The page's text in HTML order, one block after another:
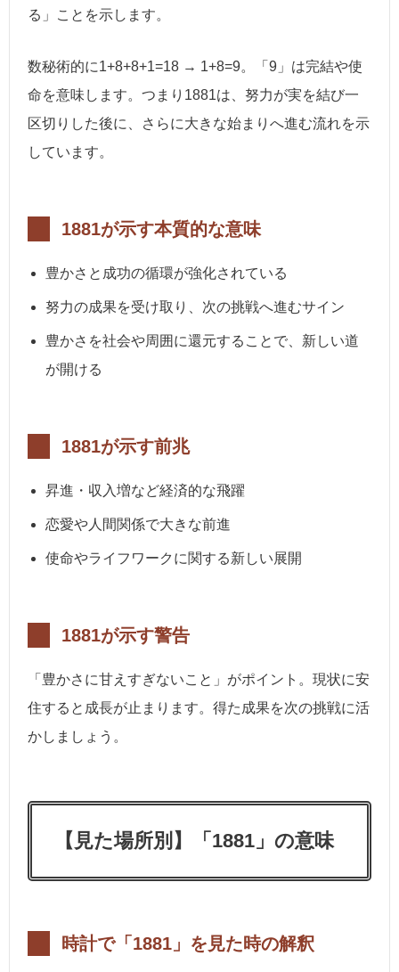
る」ことを示します。
数秘術的に1+8+8+1=18 → 1+8=9。「9」は完結や使
命を意味します。つまり1881は、努力が実を結び一
区切りした後に、さらに大きな始まりへ進む流れを示
しています。
1881が示す本質的な意味
豊かさと成功の循環が強化されている
努力の成果を受け取り、次の挑戦へ進むサイン
豊かさを社会や周囲に還元することで、新しい道
が開ける
1881が示す前兆
昇進・収入増など経済的な飛躍
恋愛や人間関係で大きな前進
使命やライフワークに関する新しい展開
1881が示す警告
「豊かさに甘えすぎないこと」がポイント。現状に安
住すると成長が止まります。得た成果を次の挑戦に活
かしましょう。
【見た場所別】「1881」の意味
時計で「1881」を見た時の解釈